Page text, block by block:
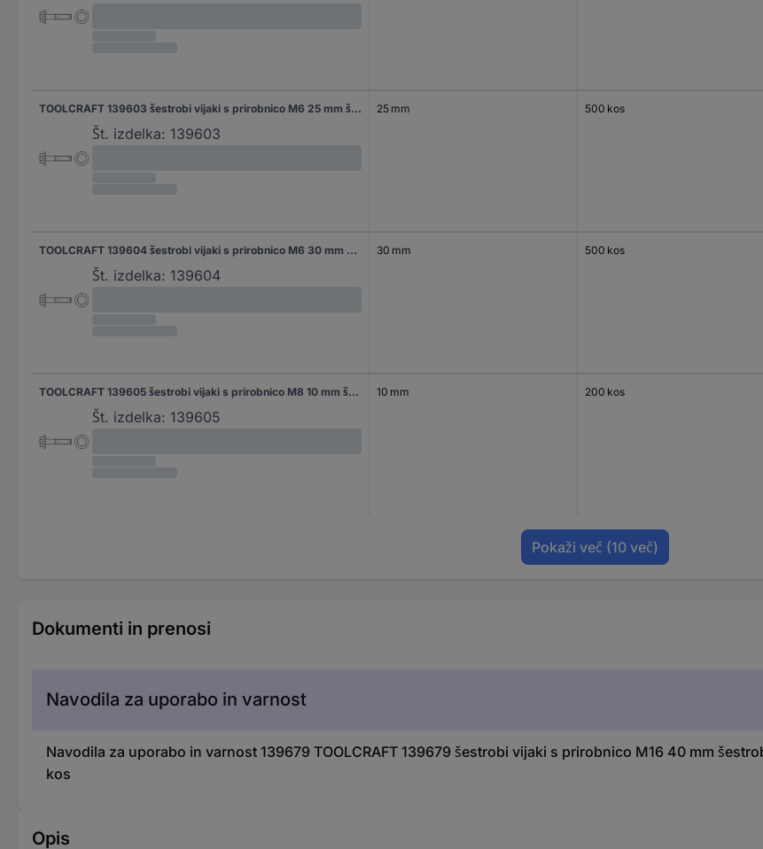
TOOLCRAFT 139603 šestrobi vijaki s prirobnico M6 25 mm šestrobi DIN 6921 jeklo 500 kos
Št. izdelka: 139603
25 mm 500 kos
TOOLCRAFT 139604 šestrobi vijaki s prirobnico M6 30 mm šestrobi DIN 6921 jeklo 500 kos
Št. izdelka: 139604
30 mm 500 kos
TOOLCRAFT 139605 šestrobi vijaki s prirobnico M8 10 mm šestrobi DIN 6921 jeklo 200 kos
Št. izdelka: 139605
10 mm 200 kos
Pokaži več (10 več)
Dokumenti in prenosi
Navodila za uporabo in varnost
Navodila za uporabo in varnost 139679 TOOLCRAFT 139679 šestrobi vijaki s prirobnico M16 40 mm
kos
Opis